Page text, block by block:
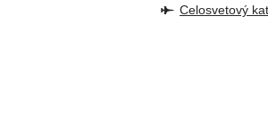
Celosvetový